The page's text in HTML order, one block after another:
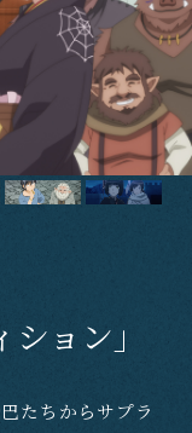
ョン」
たちからサプラ